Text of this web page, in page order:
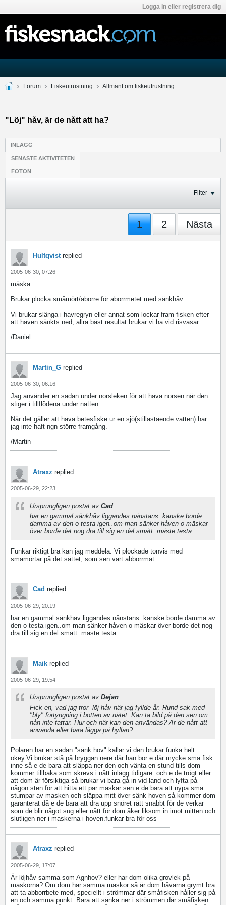
Logga in eller registrera dig
Forum Fiskeutrustning Allmänt om fiskeutrustning
"Löj" håv, är de nått att ha?
INLÄGG
SENASTE AKTIVITETEN
FOTON
Filter
1 2 Nästa
Hultqvistreplied
2005-06-30, 07:26
mäska
Brukar plocka småmört/aborre för aborrmetet med sänkhåv.
Vi brukar slänga i havregryn eller annat som lockar fram fisken efter
att håven sänkts ned, allra bäst resultat brukar vi ha vid risvasar.
/Daniel
Martin_G replied
2005-06-30, 06:16
Jag använder en sådan under norsleken för att håva norsen när den
stiger i tillflödena under natten.
När det gäller att håva betesfiske ur en sjö(stillastående vatten) har
jag inte haft ngn större framgång.
/Martin
Atraxz replied
2005-06-29, 22:23
Ursprungligen postat av Cad
har en gammal sänkhåv liggandes nånstans..kanske borde
damma av den o testa igen..om man sänker håven o mäskar
över borde det nog dra till sig en del smått. måste testa
Funkar riktigt bra kan jag meddela. Vi plockade tonvis med
småmörtar på det sättet, som sen vart abborrmat
Cad replied
2005-06-29, 20:19
har en gammal sänkhåv liggandes nånstans..kanske borde damma av
den o testa igen..om man sänker håven o mäskar över borde det nog
dra till sig en del smått. måste testa
Maik replied
2005-06-29, 19:54
Ursprungligen postat av Dejan
Fick en, vad jag tror löj håv när jag fyllde år. Rund sak med
"bly" förtyngning i botten av nätet. Kan ta bild på den sen om
nån inte fattar. Hur och när kan den användas? Är de nått att
använda eller bara lägga på hyllan?
Polaren har en sådan "sänk hov" kallar vi den brukar funka helt
okey.Vi brukar stå på bryggan nere där han bor e där mycke små fisk
inne så e de bara att släppa ner den och vänta en stund tills dom
kommer tillbaka som skrevs i nått inlägg tidigare. och e de trögt eller
att dom är försiktiga så brukar vi bara gå in vid land och lyfta på
någon sten för att hitta ett par maskar sen e de bara att nypa små
stumpar av masken och släppa mitt över sänk hoven så kommer dom
garanterat då e de bara att dra upp snöret rätt snabbt för de verkar
som de blir något sug eller nått för dom åker liksom in imot mitten och
slutligen ner i maskerna i hoven.funkar bra för oss
Atraxz replied
2005-06-29, 17:07
Är löjhåv samma som Agnhov? eller har dom olika grovlek på
maskorna? Om dom har samma maskor så är dom håvarna grymt bra
att ta abborrbete med, speciellt i strömmar där småfisken håller sig på
en och samma punkt. Bara att sänka ner i strömmen där småfisken